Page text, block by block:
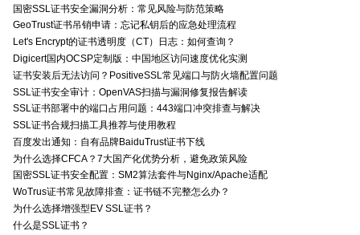
国密SSL证书安全漏洞分析：常见风险与防范策略
GeoTrust证书吊销申请：忘记私钥后的应急处理流程
Let's Encrypt的证书透明度（CT）日志：如何查询？
Digicert国内OCSP定制版：中国地区访问速度优化实测
证书安装后无法访问？PositiveSSL常见端口与防火墙配置问题
SSL证书安全审计：OpenVAS扫描与漏洞修复报告解读
SSL证书部署中的端口占用问题：443端口冲突排查与解决
SSL证书合规扫描工具推荐与使用教程
百度发出通知：自有品牌BaiduTrust证书下线
为什么选择CFCA？7大国产化优势分析，避免政策风险
国密SSL证书安全配置：SM2算法套件与Nginx/Apache适配
WoTrus证书常见故障排查：证书链不完整怎么办？
为什么选择增强型EV SSL证书？
什么是SSL证书？